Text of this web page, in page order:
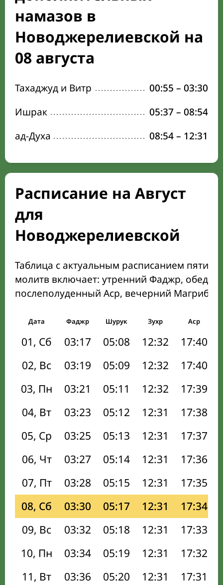
намазов в
Новоджерелиевской на
08 августа
Тахаджуд и Витр 00:55 – 03:30
Ишрак
05:37 – 08:54
ад-Духа
08:54– 12:31
Расписание на Август
для
Новоджерелиевской
Таблица с актуальным расписанием пяти
молитв включает: утренний Фаджр,
послеполуденный Аср, вечерний Магриб
Дата Фаджр Шурук Зухр Аср
01, Сб 03:17 05:08 12:32 17:40
02, Вс
03:19 05:09 12:32 17:40
03, Пн
03:21 05:11 12:32 17:39
04, Вт
03:23 05:12 12:31 17:38
05, Ср
03:25 05:13 12:31 17:37
06, Чт
03:27 05:14 12:31 17:36
07, Пт
03:28 05:15 12:31 17:35
08, Сб
03:30 05:17 12:31 17:34
09, Вс
03:32 05:18 12:31 17:33
10, Пн
03:34 05:19 12:31 17:32
11, Вт
03:36 05:20 12:31 17:31